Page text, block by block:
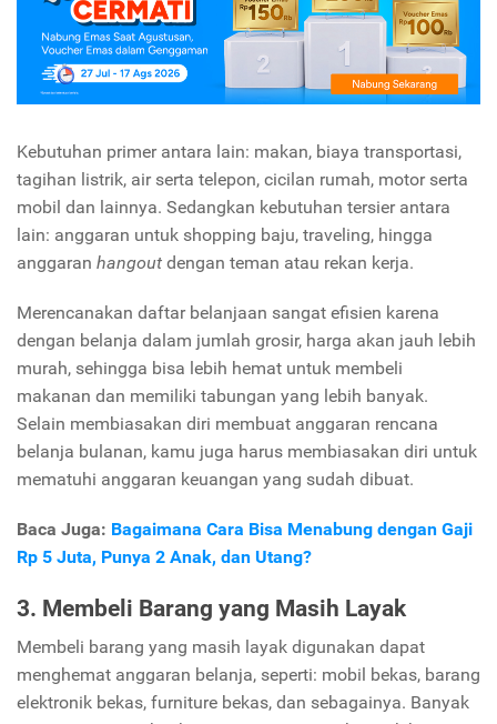
Kebutuhan primer antara lain: makan, biaya transportasi,
tagihan listrik, air serta telepon, cicilan rumah, motor serta
mobil dan lainnya. Sedangkan kebutuhan tersier antara
lain: anggaran untuk shopping baju, traveling, hingga
anggaran hangout dengan teman atau rekan kerja.
Merencanakan daftar belanjaan sangat efisien karena
dengan belanja dalam jumlah grosir, harga akan jauh lebih
murah, sehingga bisa lebih hemat untuk membeli
makanan dan memiliki tabungan yang lebih banyak.
Selain membiasakan diri membuat anggaran rencana
belanja bulanan, kamu juga harus membiasakan diri untuk
mematuhi anggaran keuangan yang sudah dibuat.
Baca Juga: Bagaimana Cara Bisa Menabung dengan Gaji
Rp 5 Juta, Punya 2 Anak, dan Utang?
3. Membeli Barang yang Masih Layak
Membeli barang yang masih layak digunakan dapat
menghemat anggaran belanja, seperti: mobil bekas, barang
elektronik bekas, furniture bekas, dan sebagainya. Banyak